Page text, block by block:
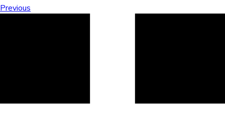
Previous